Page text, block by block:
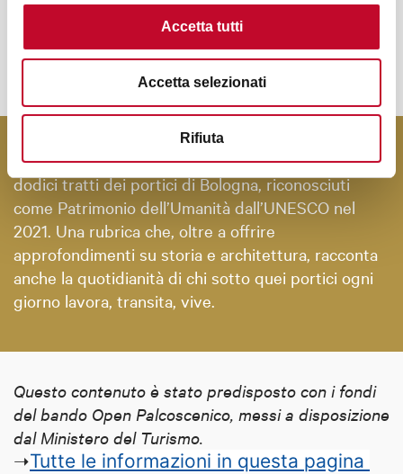
Accetta tutti
Accetta selezionati
Rifiuta
SCOPRI I PORTICI UNESCO DI BOLOGNA
“All’ombra dei portici” è la rubrica che esplora i
dodici tratti dei portici di Bologna, riconosciuti
come Patrimonio dell’Umanità dall’UNESCO nel
2021. Una rubrica che, oltre a offrire
approfondimenti su storia e architettura, racconta
anche la quotidianità di chi sotto quei portici ogni
giorno lavora, transita, vive.
Questo contenuto è stato predisposto con i fondi
del bando Open Palcoscenico, messi a disposizione
dal Ministero del Turismo.
➝Tutte le informazioni in questa pagina